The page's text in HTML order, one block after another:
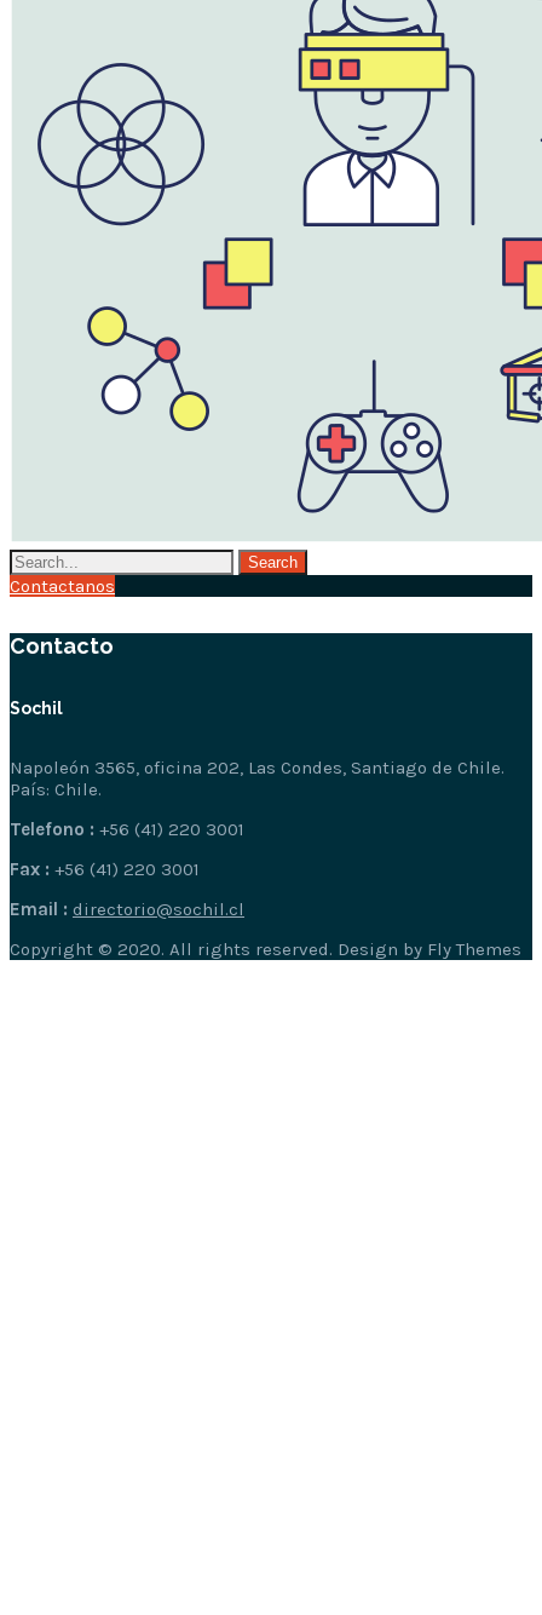
Contactanos
Contacto
Sochil
Napoleón 3565, oficina 202, Las Condes, Santiago de Chile.
País: Chile.
Telefono : +56 (41) 220 3001
Fax : +56 (41) 220 3001
Email : directorio@sochil.cl
Copyright © 2020. All rights reserved. Design by Fly Themes